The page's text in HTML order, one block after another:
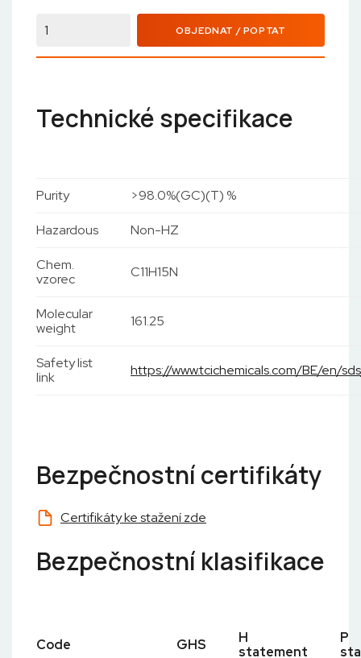
OBJEDNAT / POPTAT
Technické specifikace
Purity >98.0%(GC)(T) %
Hazardous Non-HZ
Chem.
vzorec
C11H15N
Molecular
weight
161.25
Safety list
link
https://www.tcichemicals.com/BE/en/
Bezpečnostní certifikáty
Certifikáty ke stažení zde
Bezpečnostní klasifikace
Code GHS
H
statement
P